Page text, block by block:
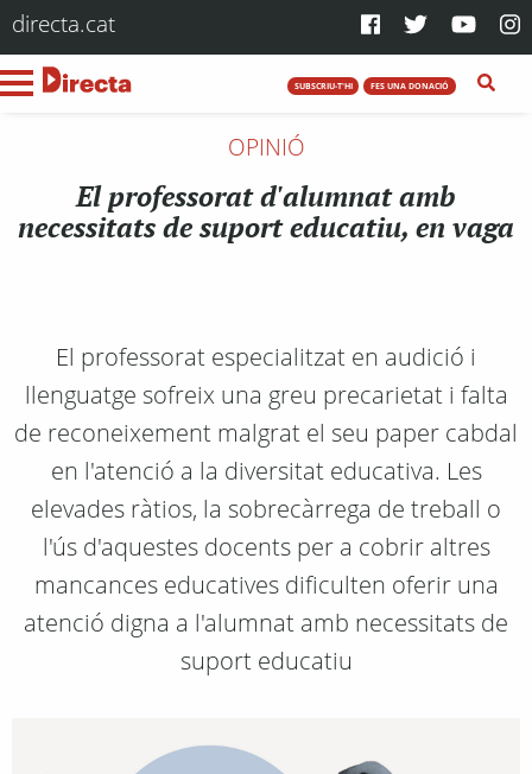
directa.cat
SUBSCRIU-T'HI FES UNA DONACIÓ
OPINIÓ
El professorat d'alumnat amb
necessitats de suport educatiu, en vaga
El professorat especialitzat en audició i
llenguatge sofreix una greu precarietat i falta
de reconeixement malgrat el seu paper cabdal
en l'atenció a la diversitat educativa. Les
elevades ràtios, la sobrecàrrega de treball o
l'ús d'aquestes docents per a cobrir altres
mancances educatives dificulten oferir una
atenció digna a l'alumnat amb necessitats de
suport educatiu